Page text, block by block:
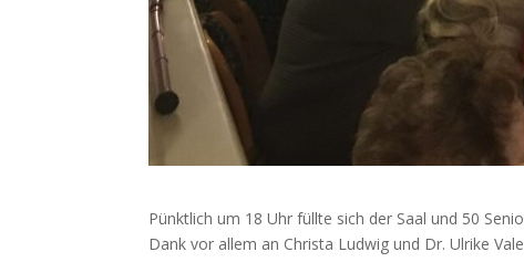
Pünktlich um 18 Uhr füllte sich der Saal und 50
Dank vor allem an Christa Ludwig und Dr. Ulrike